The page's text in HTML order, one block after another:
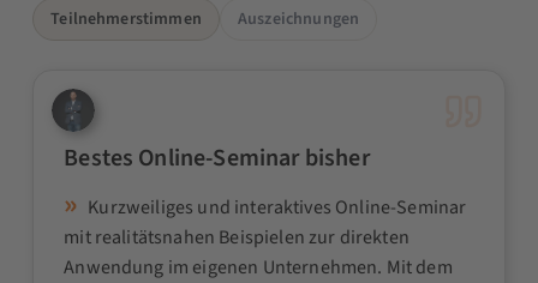
Teilnehmerstimmen Auszeichnungen
Bestes Online-Seminar bisher
Kurzweiliges und interaktives Online-Seminar
mit realitätsnahen Beispielen zur direkten
Anwendung im eigenen Unternehmen. Mit dem